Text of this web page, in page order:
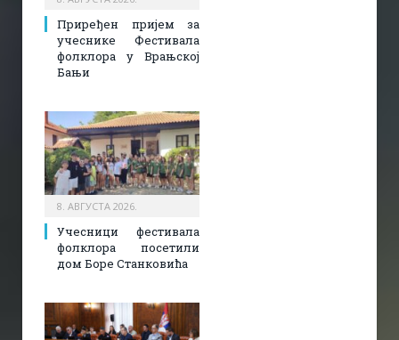
Приређен пријем за
учеснике Фестивала
фолклора у Врањској
Бањи
8. АВГУСТА 2026.
Учесници фестивала
фолклора посетили
дом Боре Станковића